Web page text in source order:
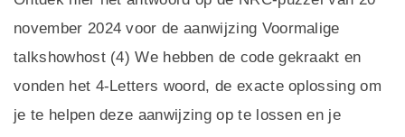
november 2024 voor de aanwijzing Voormalige
talkshowhost (4) We hebben de code gekraakt en
vonden het 4-Letters woord, de exacte oplossing om
je te helpen deze aanwijzing op te lossen en je